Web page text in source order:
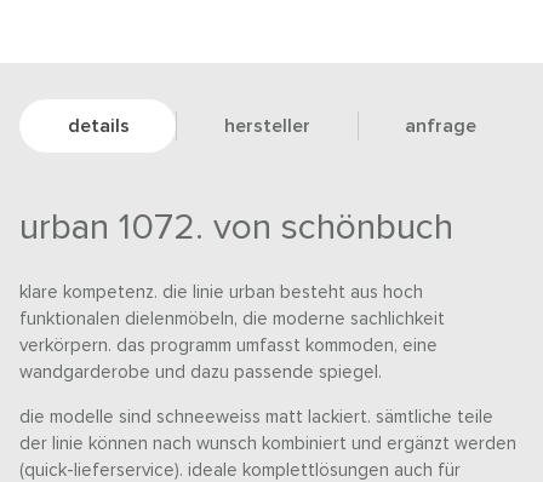
details hersteller anfrage
urban 1072. von schönbuch
klare kompetenz. die linie urban besteht aus hoch
funktionalen dielenmöbeln, die moderne sachlichkeit
verkörpern. das programm umfasst kommoden, eine
wandgarderobe und dazu passende spiegel.
die modelle sind schneeweiss matt lackiert. sämtliche teile
der linie können nach wunsch kombiniert und ergänzt werden
(quick-lieferservice). ideale komplettlösungen auch für